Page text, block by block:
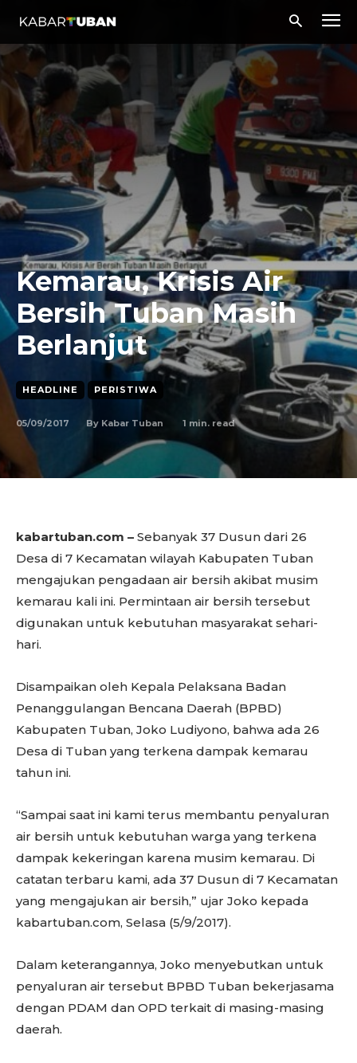
Kemarau, Krisis Air
Bersih Tuban Masih
Berlanjut
HEADLINE PERISTIWA
05/09/2017 By Kabar Tuban 1 min. read
kabartuban.com – Sebanyak 37 Dusun dari 26
Desa di 7 Kecamatan wilayah Kabupaten Tuban
mengajukan pengadaan air bersih akibat musim
kemarau kali ini. Permintaan air bersih tersebut
digunakan untuk kebutuhan masyarakat sehari-
hari.
Disampaikan oleh Kepala Pelaksana Badan
Penanggulangan Bencana Daerah (BPBD)
Kabupaten Tuban, Joko Ludiyono, bahwa ada 26
Desa di Tuban yang terkena dampak kemarau
tahun ini.
“Sampai saat ini kami terus membantu penyaluran
air bersih untuk kebutuhan warga yang terkena
dampak kekeringan karena musim kemarau. Di
catatan terbaru kami, ada 37 Dusun di 7 Kecamatan
yang mengajukan air bersih,” ujar Joko kepada
kabartuban.com, Selasa (5/9/2017).
Dalam keterangannya, Joko menyebutkan untuk
penyaluran air tersebut BPBD Tuban bekerjasama
dengan PDAM dan OPD terkait di masing-masing
daerah.